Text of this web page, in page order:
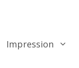
Impression